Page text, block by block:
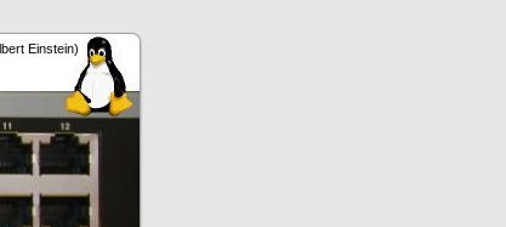
Einstein)